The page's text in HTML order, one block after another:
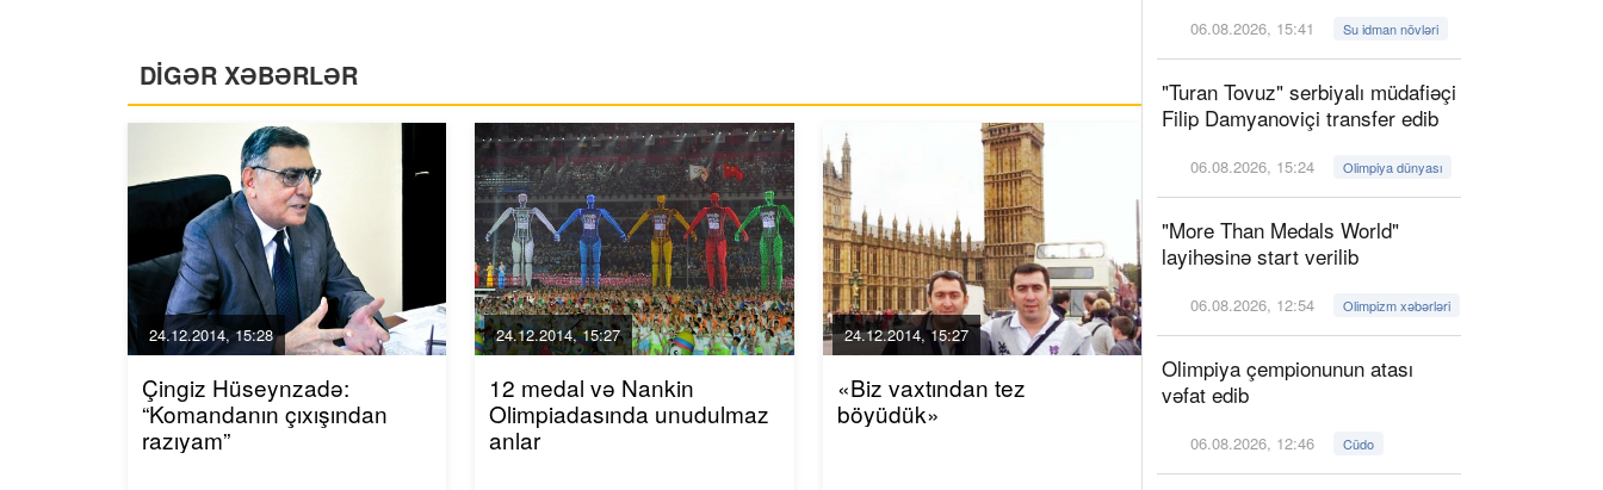
DİGƏR XƏBƏRLƏR
24.12.2014, 15:28
Çingiz Hüseynzadə:
“Komandanın çıxışından
razıyam”
24.12.2014, 15:27
12 medal və Nankin
Olimpiadasında unudulmaz
anlar
24.12.2014, 15:27
«Biz vaxtından tez
böyüdük»
06.08.2026, 15:41 Su idman növləri
"Turan Tovuz" serbiyalı müdafiəçi
Filip Damyanoviçi transfer edib
06.08.2026, 15:24 Olimpiya dünyası
"More Than Medals World"
layihəsinə start verilib
06.08.2026, 12:54 Olimpizm xəbərləri
Olimpiya çempionunun atası
vəfat edib
06.08.2026, 12:46 Cüdo